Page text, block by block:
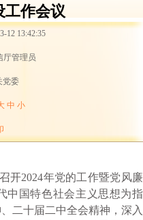
工作会议
12 13:42:35
厅管理员
党委
中 小
2024年党的工作暨党风廉
中国特色社会主义思想为指
二十届二中全会精神，深入